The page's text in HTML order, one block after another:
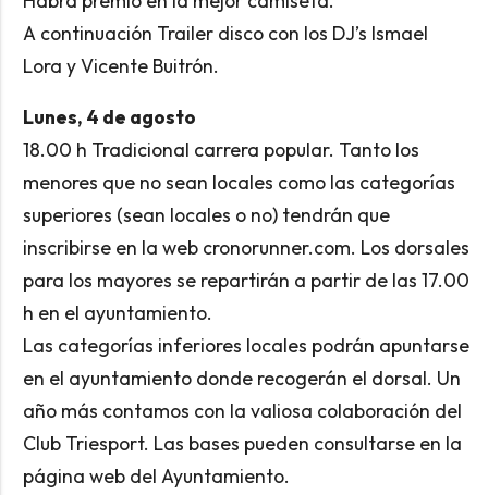
A continuación Trailer disco con los DJ’s Ismael
Lora y Vicente Buitrón.
Lunes, 4 de agosto
18.00 h Tradicional carrera popular. Tanto los
menores que no sean locales como las categorías
superiores (sean locales o no) tendrán que
inscribirse en la web cronorunner.com. Los dorsales
para los mayores se repartirán a partir de las 17.00
h en el ayuntamiento.
Las categorías inferiores locales podrán apuntarse
en el ayuntamiento donde recogerán el dorsal. Un
año más contamos con la valiosa colaboración del
Club Triesport. Las bases pueden consultarse en la
página web del Ayuntamiento.